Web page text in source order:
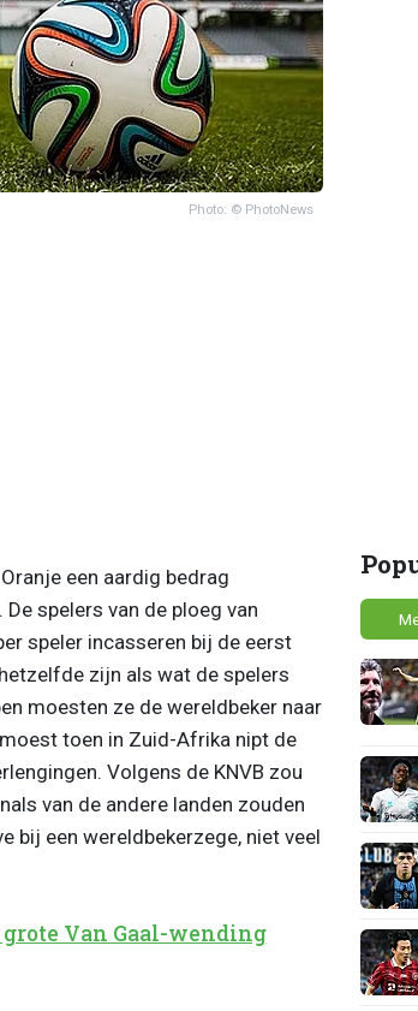
Photo: © PhotoNews
een aardig bedrag
spelers van de ploeg van
speler incasseren bij de eerst
zijn als wat de spelers
moesten ze de wereldbeker naar
toen in Zuid-Afrika nipt de
Volgens de KNVB zou
van de andere landen zouden
bij een wereldbekerzege, niet veel
Van Gaal-wending